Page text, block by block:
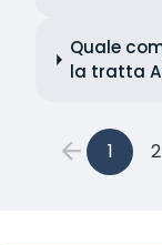
Quale
la tratta
1 2